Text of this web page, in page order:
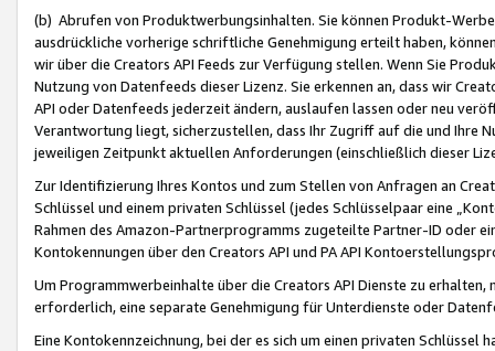
(b) Abrufen von Produktwerbungsinhalten. Sie können Produkt-
ausdrückliche vorherige schriftliche Genehmigung erteilt haben,
wir über die Creators API Feeds zur Verfügung stellen. Wenn Sie
Nutzung von Datenfeeds dieser Lizenz. Sie erkennen an, dass wir
API oder Datenfeeds jederzeit ändern, auslaufen lassen oder neu
Verantwortung liegt, sicherzustellen, dass Ihr Zugriff auf die und Ihre
jeweiligen Zeitpunkt aktuellen Anforderungen (einschließlich dieser
Zur Identifizierung Ihres Kontos und zum Stellen von Anfragen an
Schlüssel und einem privaten Schlüssel (jedes Schlüsselpaar eine
Rahmen des Amazon-Partnerprogramms zugeteilte Partner-ID oder
Kontokennungen über den Creators API und PA API
Um Programmwerbeinhalte über die Creators API Dienste zu
erforderlich, eine separate Genehmigung für Unterdienste oder
Eine Kontokennzeichnung, bei der es sich um einen privaten